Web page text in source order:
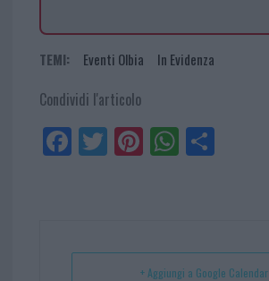
TEMI: Eventi Olbia In Evidenza
Condividi l'articolo
Fa
ce
Tw
itt
Pi
nt
t
W
ha
p
Sh
+ Aggiungi a Google Calendar